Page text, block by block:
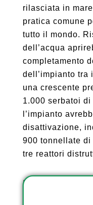
rilasciata in
pratica comune
tutto il mondo.
dell’acqua
completamento
dell’impianto tra
una crescente
1.000 serbatoi
l’impianto
disattivazione,
900 tonnellate
tre reattori
Il governo sta